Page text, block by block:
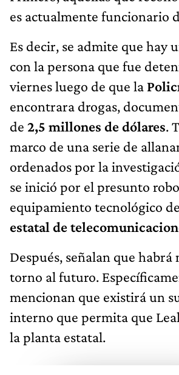
es actualmente funcionario
Es decir, se admite que hay
con la persona que fue
viernes luego de que la
encontrara drogas,
de 2,5 millones de dólares.
marco de una serie de
ordenados por la
se inició por el presunto
equipamiento tecnológico
estatal de
Después, señalan que habrá
torno al futuro.
mencionan que existirá un
interno que permita que
la planta estatal.